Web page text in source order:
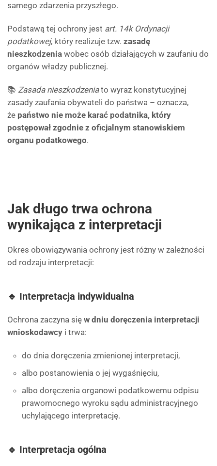
samego zdarzenia przyszłego.
Podstawą tej ochrony jest art. 14k Ordynacji
podatkowej, który realizuje tzw. zasadę
nieszkodzenia wobec osób działających w zaufaniu do
organów władzy publicznej.
📚 Zasada nieszkodzeniato wyraz konstytucyjnej
zasady zaufania obywateli do państwa – oznacza,
że państwo nie może karać podatnika, który
postępował zgodnie z oficjalnym stanowiskiem
organu podatkowego.
Jak długo trwa ochrona
wynikająca z interpretacji
Okres obowiązywania ochrony jest różny w zależności
od rodzaju interpretacji:
🔹 Interpretacja indywidualna
Ochrona zaczyna się w dniu doręczenia interpretacji
wnioskodawcy i trwa:
do dnia doręczenia zmienionej interpretacji,
albo postanowienia o jej wygaśnięciu,
albo doręczenia organowi podatkowemu odpisu
prawomocnego wyroku sądu administracyjnego
uchylającego interpretację.
🔹 Interpretacja ogólna